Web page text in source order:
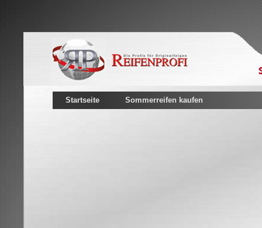
Startseite Sommerreifen kaufen